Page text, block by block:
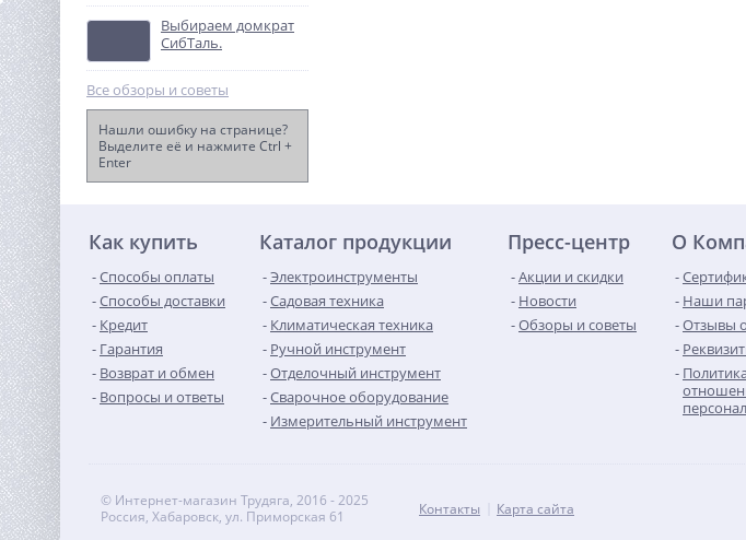
Дренажный насос Вихрь
ДН-258/8 ВП
Выбираем домкрат
СибТаль.
Все обзоры и советы
Нашли ошибку на странице?
Выделите её и нажмите Ctrl +
Enter
Как купить
Способы оплаты
Способы доставки
Кредит
Гарантия
Возврат и обмен
Вопросы и ответы
Каталог продукции
Электроинструменты
Садовая техника
Климатическая техника
Ручной инструмент
Отделочный инструмент
Сварочное оборудование
Измерительный инструмент
Пресс-центр
Акции и скидки
Новости
Обзоры и советы
О
Наши
Отзывы
© Интернет-магазин Трудяга, 2016 - 2025
Россия, Хабаровск, ул. Приморская 61
Контакты Карта сайта